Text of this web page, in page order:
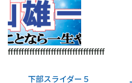
ffffffffffffffffffffffffffffffffffff
下部スライダー５